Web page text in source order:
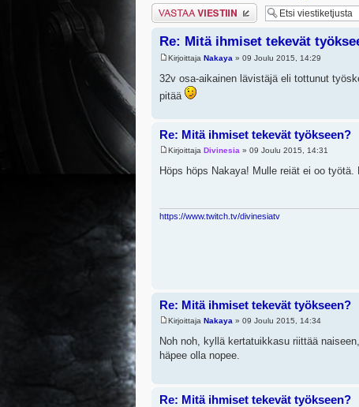
Lähetä vastaus
Re: Mitä ihmiset tekevät
Kirjoittaja Nakaya » 09 Joulu 2015, 14:29
32v osa-aikainen lävistäjä eli tottunut
pitää
Re: Mitä ihmiset tekevät työkseen?
Kirjoittaja Divinesia » 09 Joulu 2015, 14:31
Höps höps Nakaya! Mulle reiät ei oo
https://www.twitch.tv/divinesiatv
Re: Mitä ihmiset tekevät työkseen?
Kirjoittaja Nakaya » 09 Joulu 2015, 14:34
Noh noh, kyllä kertatuikkasu riittää
häpee olla nopee.
Re: Mitä ihmiset tekevät työkseen?